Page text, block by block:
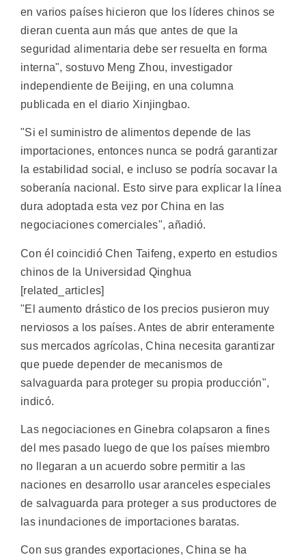
en varios países hicieron que los líderes chinos se
dieran cuenta aun más que antes de que la
seguridad alimentaria debe ser resuelta en forma
interna", sostuvo Meng Zhou, investigador
independiente de Beijing, en una columna
publicada en el diario Xinjingbao.
"Si el suministro de alimentos depende de las
importaciones, entonces nunca se podrá garantizar
la estabilidad social, e incluso se podría socavar la
soberanía nacional. Esto sirve para explicar la línea
dura adoptada esta vez por China en las
negociaciones comerciales", añadió.
Con él coincidió Chen Taifeng, experto en estudios
chinos de la Universidad Qinghua
[related_articles]
"El aumento drástico de los precios pusieron muy
nerviosos a los países. Antes de abrir enteramente
sus mercados agrícolas, China necesita garantizar
que puede depender de mecanismos de
salvaguarda para proteger su propia producción",
indicó.
Las negociaciones en Ginebra colapsaron a fines
del mes pasado luego de que los países miembro
no llegaran a un acuerdo sobre permitir a las
naciones en desarrollo usar aranceles especiales
de salvaguarda para proteger a sus productores de
las inundaciones de importaciones baratas.
Con sus grandes exportaciones, China se ha